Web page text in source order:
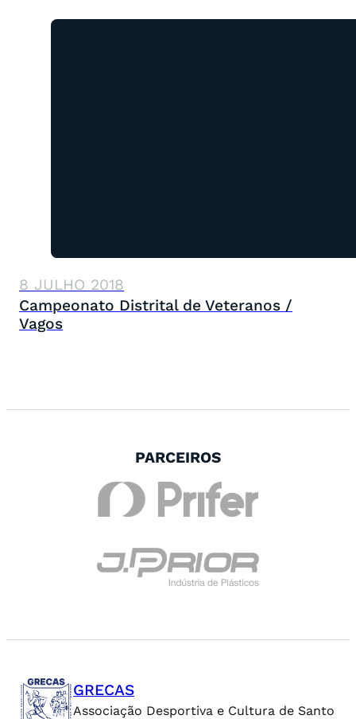
8 JULHO 2018
Campeonato Distrital de Veteranos /
Vagos
PARCEIROS
GRECAS
Associação Desportiva e Cultura de Santo